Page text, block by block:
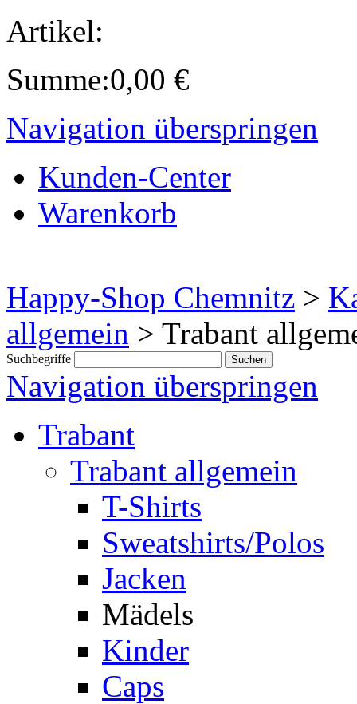
Artikel:
Summe:0,00 €
Navigation überspringen
Kunden-Center
Warenkorb
Happy-Shop Chemnitz >
allgemein > Trabant
Suchbegriffe
Navigation überspringen
Trabant
Trabant allgemein
T-Shirts
Sweatshirts/Polos
Jacken
Mädels
Kinder
Caps